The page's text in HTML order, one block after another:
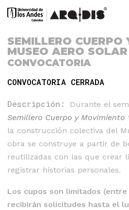
SEMILLERO
MUSEO AERO
CONVOCATORIA
CONVOCATORIA CERRADA
Descripción:
Durante el
Semillero Cuerpo y Movimiento
la construcción colectiva del
obra se construye a partir de
reutilizadas con las que crear
registrar historias personales.
Los cupos son limitados
recibirán solicitudes hasta el